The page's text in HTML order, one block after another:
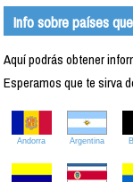
Info sobre países
Aquí podrás obtener
Esperamos que te sirva
Andorra Argentina